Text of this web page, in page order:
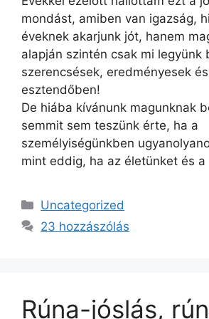
mondást, amiben van igazság,
éveknek akarjunk jót, hanem
alapján szintén csak mi legyünk
szerencsések, eredményesek
esztendőben!
De hiába kívánunk magunknak
semmit sem teszünk érte, ha a
személyiségünkben
mint eddig, ha az életünket és a
Kategória
Uncategorized
23 hozzászólás
Rúna-jóslás,